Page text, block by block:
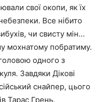
свої окопи, як їх
Все нібито
чи свисту мін…
мохнатому побратиму.
одного з
Завдяки Дікові
снайпер, цього
Тарас Грень.